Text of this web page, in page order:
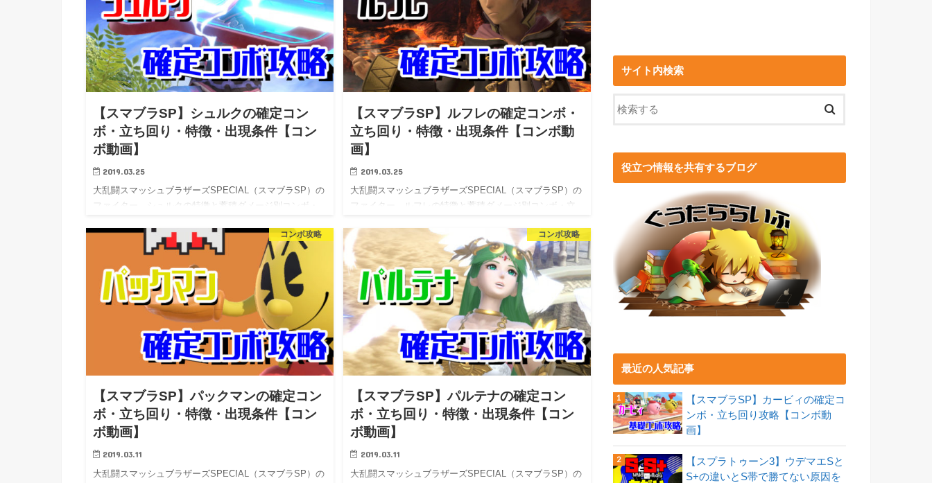
【スマブラSP】シュルクの確定コン
ボ・立ち回り・特徴・出現条件【コン
ボ動画】
2019.03.25
大乱闘スマッシュブラザーズSPECIAL（スマブラSP）の
ファイター、シュルクの特徴と蓄積ダメージ別コンボ・
【スマブラSP】ルフレの確定コンボ・
立ち回り・特徴・出現条件【コンボ動
画】
2019.03.25
大乱闘スマッシュブラザーズSPECIAL（スマブラSP）の
ファイター、ルフレの特徴と蓄積ダメージ別コンボ・立
コンボ攻略
【スマブラSP】パックマンの確定コン
ボ・立ち回り・特徴・出現条件【コン
ボ動画】
2019.03.11
大乱闘スマッシュブラザーズSPECIAL（スマブラSP）の
コンボ攻略
【スマブラSP】パルテナの確定コン
ボ・立ち回り・特徴・出現条件【コン
ボ動画】
2019.03.11
大乱闘スマッシュブラザーズSPECIAL（スマブラSP）の
サイト内検索
役立つ情報を共有するブログ
最近の人気記事
【スマブラSP】カービィの確定コ
ンボ・立ち回り攻略【コンボ動
画】
【スプラトゥーン3】ウデマエSと
S+の違いとS帯で勝てない原因を